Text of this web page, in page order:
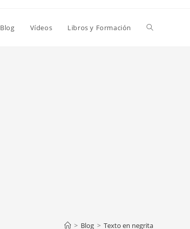
Blog Vídeos Libros y Formación Alternar
> Blog > Texto en negrita